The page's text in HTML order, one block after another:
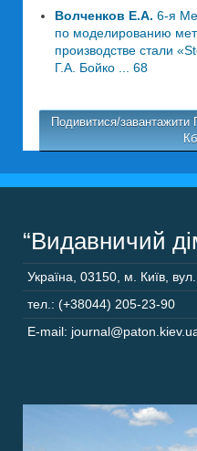
Волченков Е.А. 6-я
по моделированию
производстве стали
Г.А. Бойко ... 68
Подивитися/
“Видавничий
Україна, 03150, м. Київ,
тел.: (+38044) 205-23-90
E-mail: